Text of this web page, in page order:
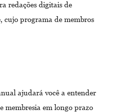
redações digitais de
cujo programa de membros
ajudará você a entender
membresia em longo prazo